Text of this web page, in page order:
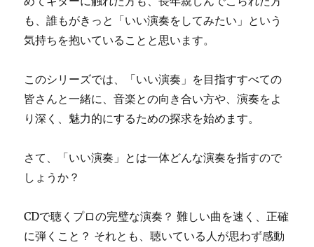
も、誰もがきっと「いい演奏をしてみたい」という
気持ちを抱いていることと思います。
このシリーズでは、「いい演奏」を目指すすべての
皆さんと一緒に、音楽との向き合い方や、演奏をよ
り深く、魅力的にするための探求を始めます。
さて、「いい演奏」とは一体どんな演奏を指すので
しょうか？
CDで聴くプロの完璧な演奏？ 難しい曲を速く、正確
に弾くこと？ それとも、聴いている人が思わず感動